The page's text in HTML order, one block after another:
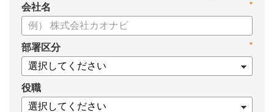
*
会社名
*
部署区分
役職